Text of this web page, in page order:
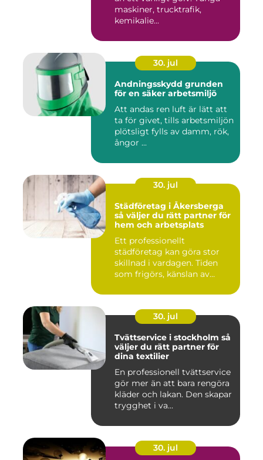
maskiner, trucktrafik,
kemikalie...
30. jul
Andningsskydd grunden
för en säker arbetsmiljö
Att andas ren luft är lätt att
ta för givet, tills arbetsmiljön
plötsligt fylls av damm, rök,
ångor ...
30. jul
Städföretag i Åkersberga
så väljer du rätt partner för
hem och arbetsplats
Ett professionellt
städföretag kan göra stor
skillnad i vardagen. Tiden
som frigörs, känslan av
30. jul
Tvättservice i stockholm så
väljer du rätt partner för
dina textilier
En professionell tvättservice
gör mer än att bara rengöra
kläder och lakan. Den skapar
trygghet i va...
30. jul